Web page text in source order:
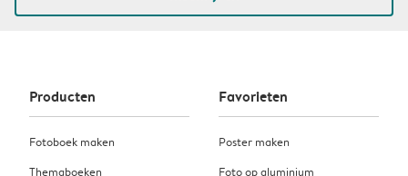
Producten
Fotoboek maken
Themaboeken
Favorieten
Poster maken
Foto op aluminium